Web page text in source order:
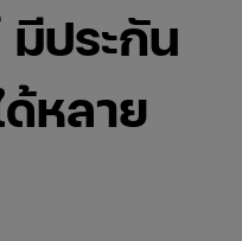
ประกัน
หลาย